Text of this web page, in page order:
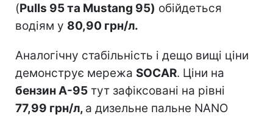
(Pulls 95 та Mustang 95) обійдеться
водіям у 80,90 грн/л.
Аналогічну стабільність і дещо вищі ціни
демонструє мережа SOCAR. Ціни на
бензин А-95 тут зафіксовані на рівні
77,99 грн/л, а дизельне пальне NANO